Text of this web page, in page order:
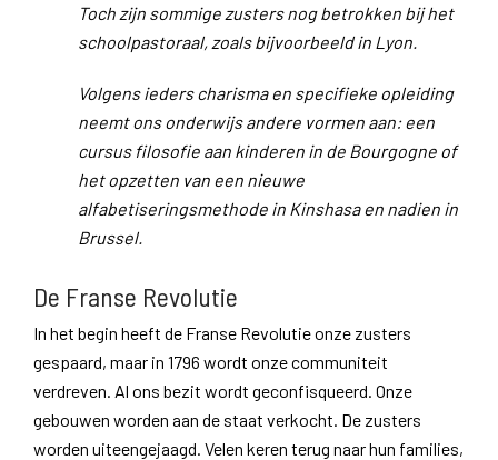
Toch zijn sommige zusters nog betrokken bij het
schoolpastoraal, zoals bijvoorbeeld in Lyon.
Volgens ieders charisma en specifieke opleiding
neemt ons onderwijs andere vormen aan: een
cursus filosofie aan kinderen in de Bourgogne of
het opzetten van een nieuwe
alfabetiseringsmethode in Kinshasa en nadien in
Brussel.
De Franse Revolutie
In het begin heeft de Franse Revolutie onze zusters
gespaard, maar in 1796 wordt onze communiteit
verdreven. Al ons bezit wordt geconfisqueerd. Onze
gebouwen worden aan de staat verkocht. De zusters
worden uiteengejaagd. Velen keren terug naar hun families,